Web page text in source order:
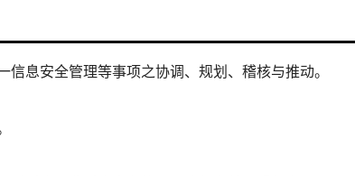
信息安全管理等事项之协调、规划、稽核与推动。